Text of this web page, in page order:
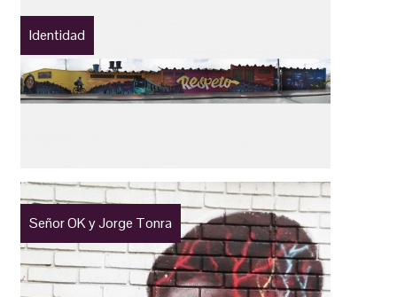
Identidad
Señor OK y Jorge Tonra